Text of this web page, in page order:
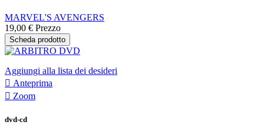
MARVEL'S AVENGERS
19,00 € Prezzo
Scheda prodotto
Aggiungi alla lista dei desideri
 Anteprima
 Zoom
dvd-cd